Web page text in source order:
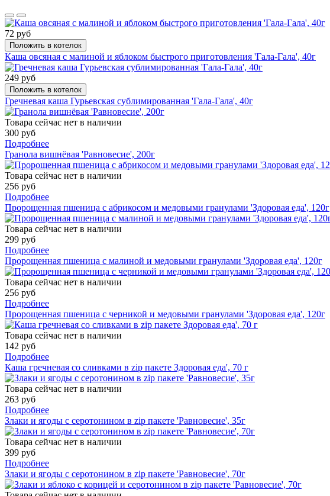
72 руб
Положить в котелок
Каша овсяная с малиной и яблоком быстрого приготовления 'Гала-Гала', 40г
249 руб
Положить в котелок
Гречневая каша Гурьевская сублимированная 'Гала-Гала', 40г
Товара сейчас нет в наличии
300 руб
Подробнее
Гранола вишнёвая 'Равновесие', 200г
Товара сейчас нет в наличии
256 руб
Подробнее
Пророщенная пшеница с абрикосом и медовыми гранулами 'Здоровая еда', 120г
Товара сейчас нет в наличии
299 руб
Подробнее
Пророщенная пшеница с малиной и медовыми гранулами 'Здоровая еда', 120г
Товара сейчас нет в наличии
256 руб
Подробнее
Пророщенная пшеница с черникой и медовыми гранулами 'Здоровая еда', 120г
Товара сейчас нет в наличии
142 руб
Подробнее
Каша гречневая со сливками в zip пакете Здоровая еда', 70 г
Товара сейчас нет в наличии
263 руб
Подробнее
Злаки и ягоды с серотонином в zip пакете 'Равновесие', 35г
Товара сейчас нет в наличии
399 руб
Подробнее
Злаки и ягоды с серотонином в zip пакете 'Равновесие', 70г